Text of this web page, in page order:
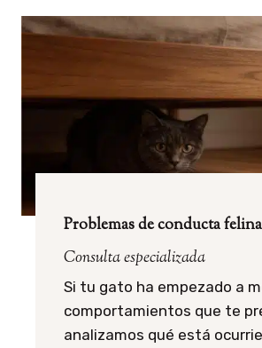
Problemas de conducta felina
Consulta especializada
Si tu gato ha empezado a
comportamientos que te
analizamos qué está